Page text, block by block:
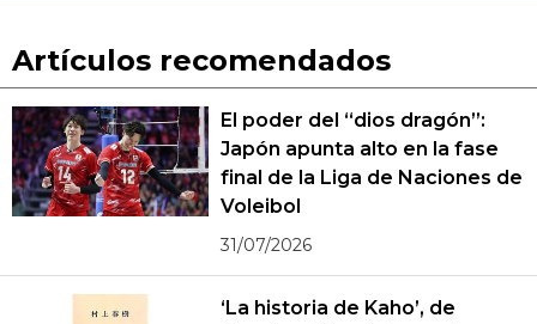
Artículos recomendados
El poder del “dios dragón”:
Japón apunta alto en la fase
final de la Liga de Naciones de
Voleibol
31/07/2026
‘La historia de Kaho’, de